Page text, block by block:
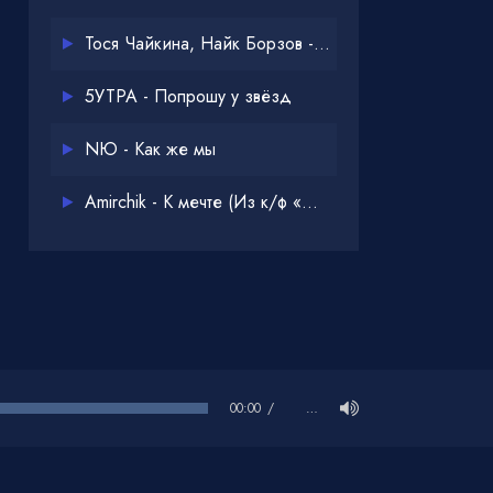
Тося Чайкина, Найк Борзов - Опять
5УТРА - Попрошу у звёзд
NЮ - Как же мы
Amirchik - К мечте (Из к/ф «Одна дома 3»)
00:00 …